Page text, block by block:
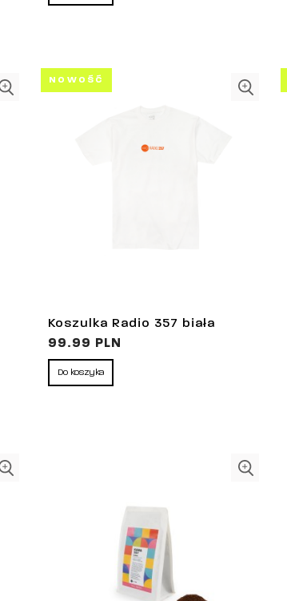
Koszulka Radio 357 biała
99.99 PLN
Do koszyka
NOWOŚĆ